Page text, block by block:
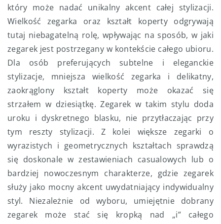
który może nadać unikalny akcent całej stylizacji.
Wielkość zegarka oraz kształt koperty odgrywają
tutaj niebagatelną rolę, wpływając na sposób, w jaki
zegarek jest postrzegany w kontekście całego ubioru.
Dla osób preferujących subtelne i eleganckie
stylizacje, mniejsza wielkość zegarka i delikatny,
zaokrąglony kształt koperty może okazać się
strzałem w dziesiątkę. Zegarek w takim stylu doda
uroku i dyskretnego blasku, nie przytłaczając przy
tym reszty stylizacji. Z kolei większe zegarki o
wyrazistych i geometrycznych kształtach sprawdzą
się doskonale w zestawieniach casualowych lub o
bardziej nowoczesnym charakterze, gdzie zegarek
służy jako mocny akcent uwydatniający indywidualny
styl. Niezależnie od wyboru, umiejętnie dobrany
zegarek może stać się kropką nad „i” całego